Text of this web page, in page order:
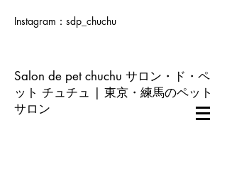
Instagram：sdp_chuchu
Salon de pet chuchu サロン・ド・ペ
ット チュチュ | 東京・練馬のペット
サロン